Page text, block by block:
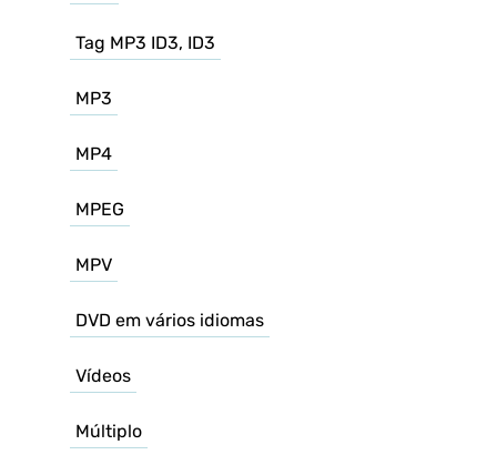
Tag MP3 ID3, ID3
MP3
MP4
MPEG
MPV
DVD em vários idiomas
Vídeos
Múltiplo